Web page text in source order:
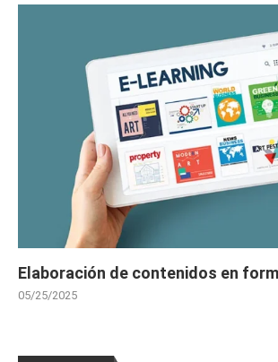
Elaboración de contenidos en
05/25/2025